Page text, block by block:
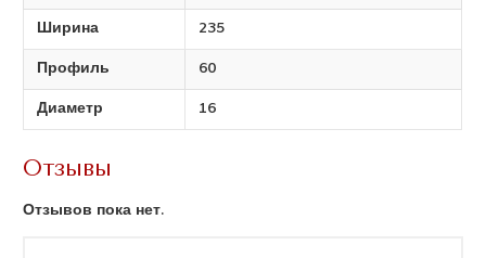
Ширина
235
Профиль
60
Диаметр
16
Отзывы
Отзывов пока нет.